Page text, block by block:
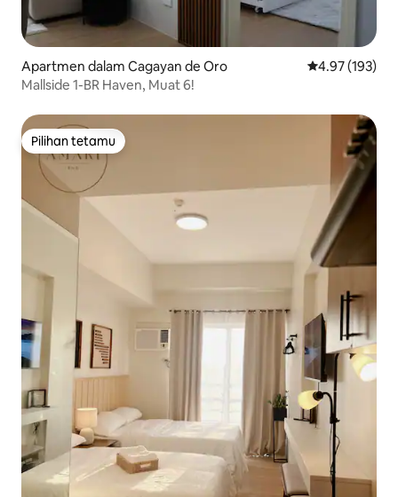
Apartmen dalam Cagayan de Oro Penarafan
4.97 (193)
Mallside 1-BR Haven, Muat 6!
Pilihan tetamu
Pilihan tetamu